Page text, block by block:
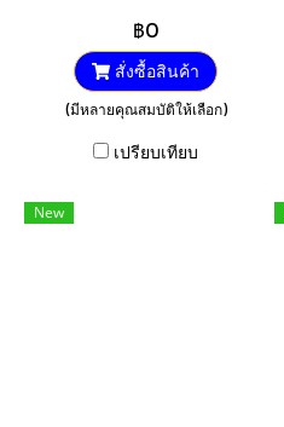
฿0
สั่งซื้อสินค้า
(มีหลายคุณสมบัติให้เลือก)
เปรียบเทียบ
New